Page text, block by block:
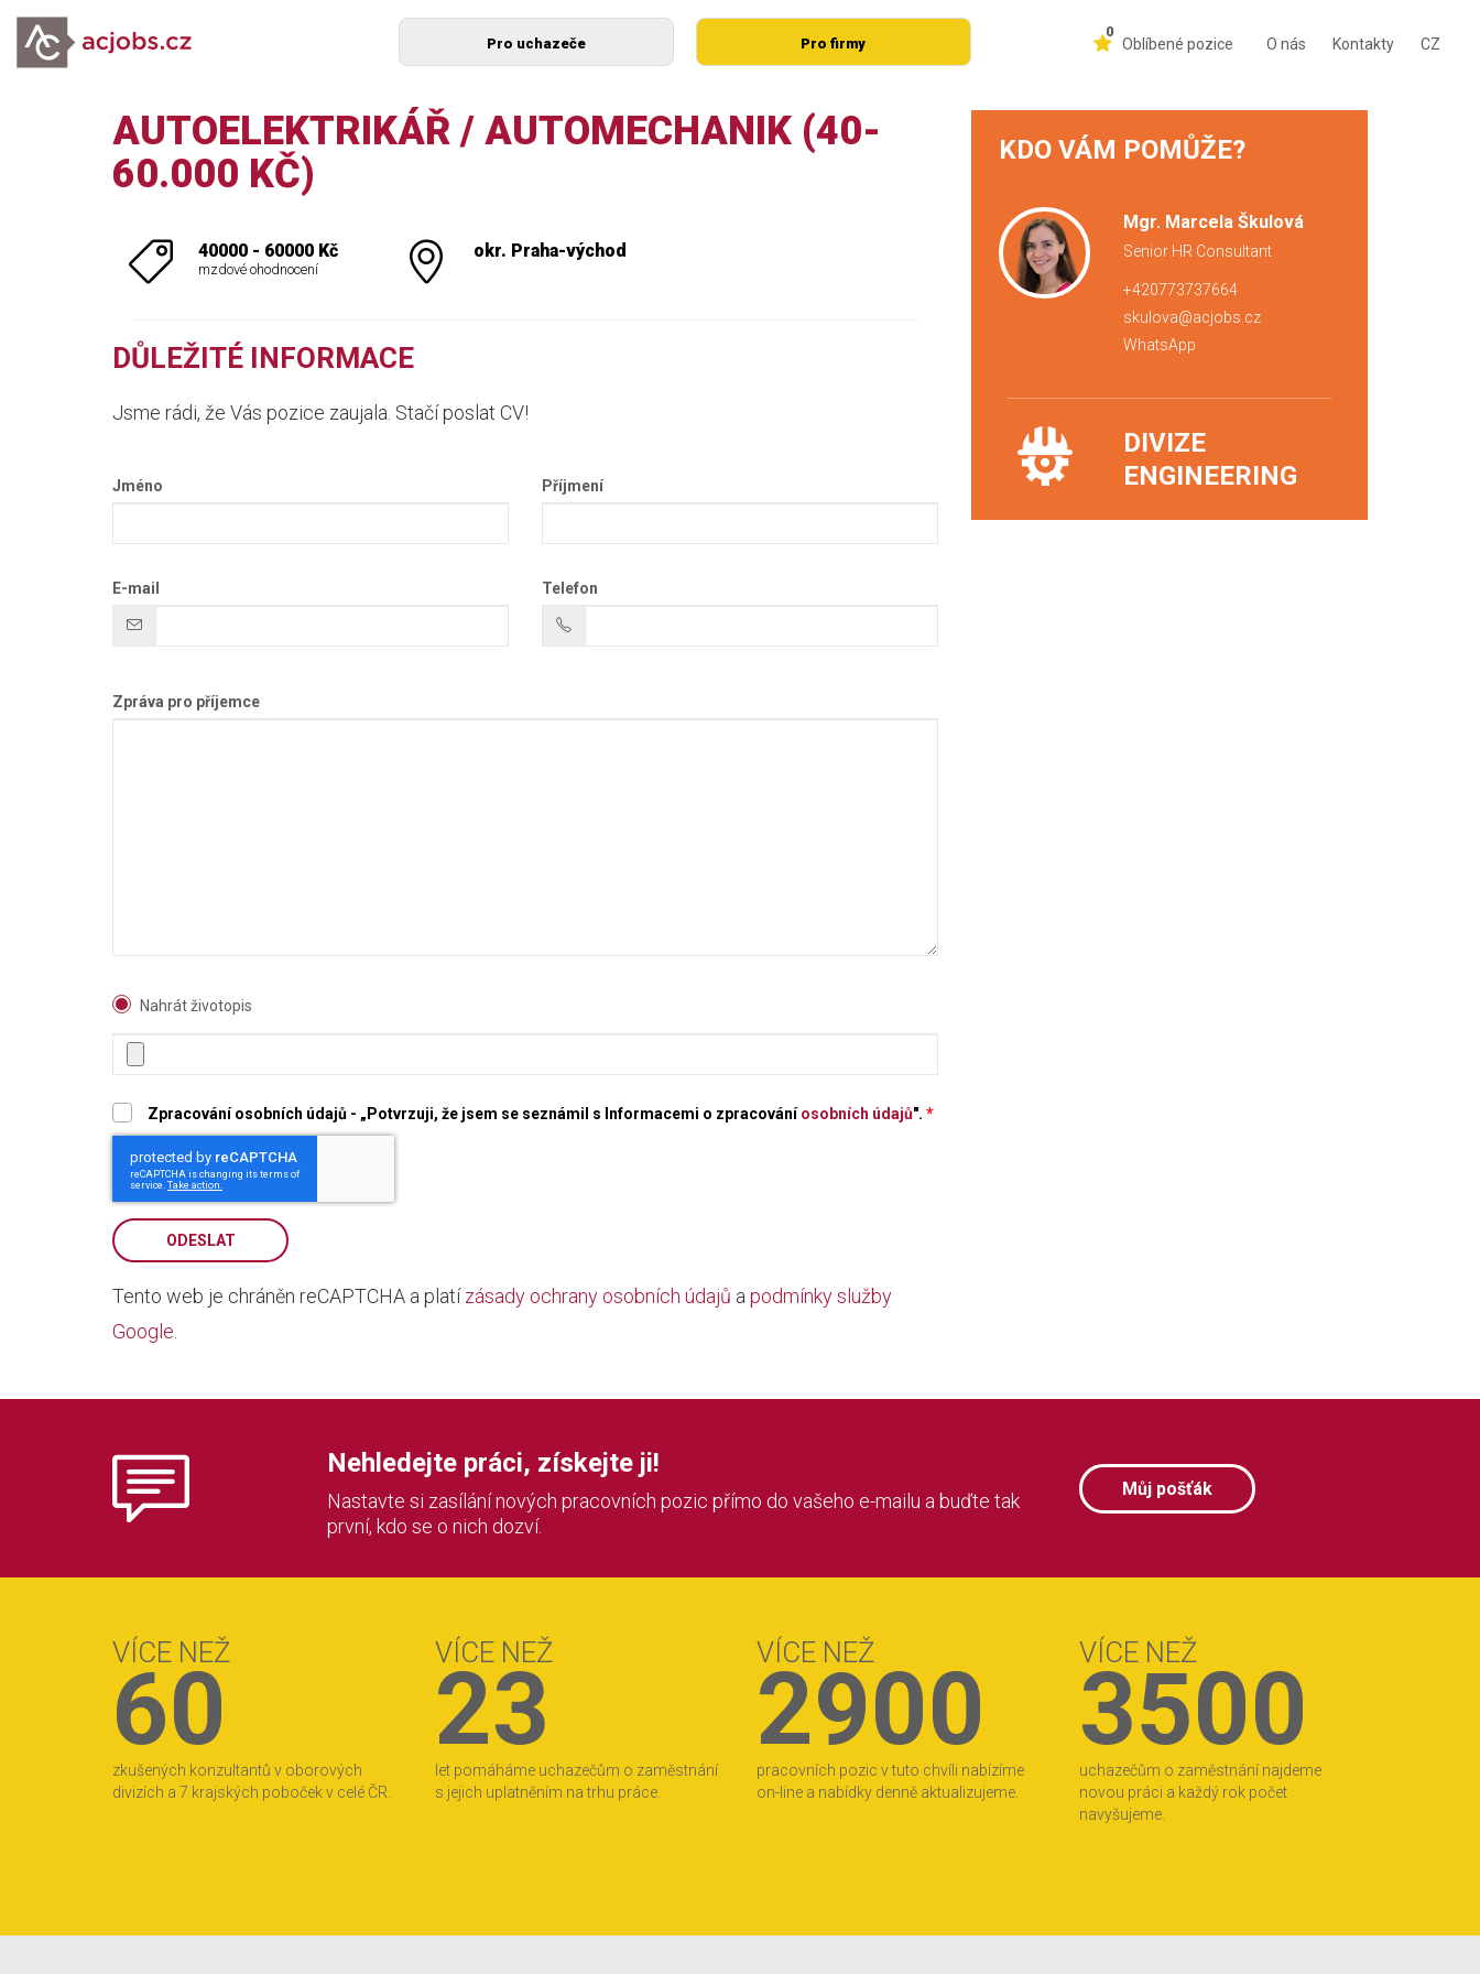
Pro uchazeče Pro firmy
0
Oblíbené pozice O nás Kontakty CZ
AUTOELEKTRIKÁŘ / AUTOMECHANIK (40-
60.000 KČ)
40000 - 60000 Kč
mzdové ohodnocení
okr. Praha-východ
DŮLEŽITÉ INFORMACE
Jsme rádi, že Vás pozice zaujala. Stačí poslat CV!
Jméno Příjmení
E-mail Telefon
Zpráva pro příjemce
Nahrát životopis
Zpracování osobních údajů - „Potvrzuji, že jsem se seznámil s Informacemi o zpracováníosobních údajů". *
ODESLAT
Tento web je chráněn reCAPTCHA a platízásady ochrany osobních údajů a podmínky služby
Google
KDO VÁM POMŮŽE?
Mgr. Marcela Škulová
Senior HR Consultant
+420773737664
skulova@acjobs.cz
WhatsApp
DIVIZE
ENGINEERING
Nehledejte práci, získejte ji!
Nastavte si zasílání nových pracovních pozic přímo do vašeho e-mailu a buďte tak
první, kdo se o nich dozví.
Můj pošťák
VÍCE NEŽ
60
zkušených konzultantů v oborových
divizích a 7 krajských poboček v celé ČR.
VÍCE NEŽ
23
let pomáháme uchazečům o zaměstnání
s jejich uplatněním na trhu práce.
VÍCE NEŽ
2900
pracovních pozic v tuto chvíli nabízíme
on-line a nabídky denně aktualizujeme.
VÍCE NEŽ
3500
uchazečům o zaměstnání najdeme
novou práci a každý rok počet
navyšujeme.